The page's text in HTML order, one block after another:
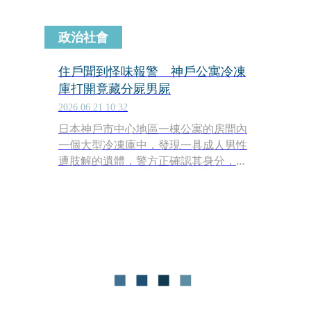
政治社會
住戶聞到怪味報警 神戶公寓冷凍
庫打開竟藏分屍男屍
2026.06.21 10:32
日本神戶市中心地區一棟公寓的房間內
一個大型冷凍庫中，發現一具成人男性
遭肢解的遺體，警方正確認其身分，並